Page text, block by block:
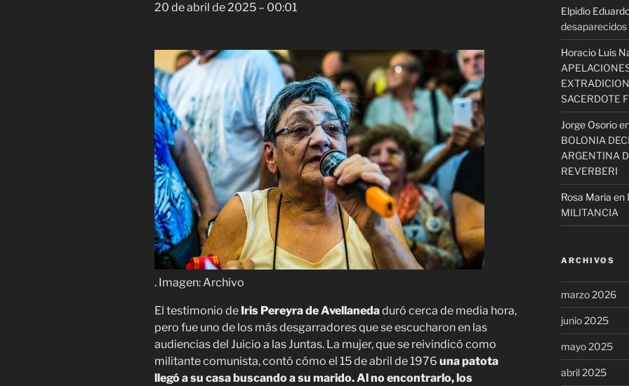
20 de abril de 2025 – 00:01
. Imagen: Archivo
El testimonio de Iris Pereyra de Avellanedaduró cerca de media hora,
pero fue uno de los más desgarradores que se escucharon en las
audiencias del Juicio a las Juntas. La mujer, que se reivindicó como
militante comunista, contó cómo el 15 de abril de 1976 una patota
llegó a su casa buscando a su marido. Al no encontrarlo, los
Elpidio
desaparecidos
Horacio Luis
SACERDOTE
Jorge Osorio
BOLONIA
ARGENTINA
REVERBERI
Rosa Maria en
MILITANCIA
ARCHIVOS
marzo 2026
junio 2025
mayo 2025
abril 2025